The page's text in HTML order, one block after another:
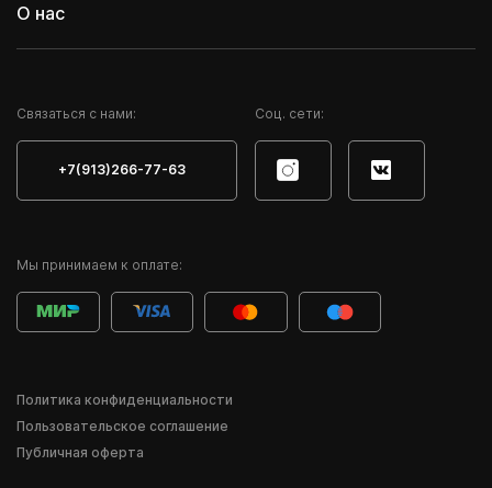
О нас
Мы принимаем к оплате:
Cвязаться с нами:
+7(913)266-77-63
Соц. сети:
Политика конфиденциальности
Пользовательское соглашение
Публичная оферта